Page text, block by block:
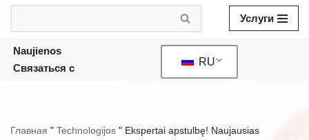
content
Услуги
Naujienos
Связаться с
RU
Главная " Technologijos " Ekspertai apstulbę! Naujausias